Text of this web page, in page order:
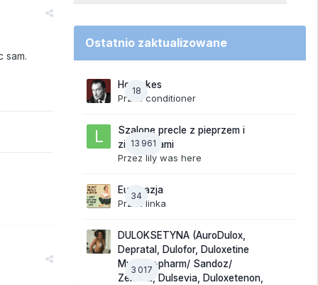
sam.
Ostatnio zaktualizowane
18
Hot takes
Przez conditioner
13 961
Szalone precle z pieprzem i
ziemniakami
Przez lily was here
34
Eutanazja
Przez linka
3 017
DULOKSETYNA (AuroDulox,
Depratal, Dulofor, Duloxetine
Mylan/ +pharm/ Sandoz/
Zentiva, Dulsevia, Duloxetenon,